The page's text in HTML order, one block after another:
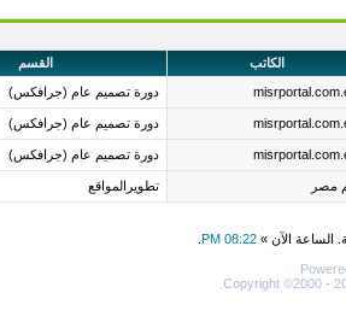
الكاتب القسم
دورة تصميم عام (جرافكس)
دورة تصميم عام (جرافكس)
دورة تصميم عام (جرافكس)
مصر تطويرالمواقع
الساعة الآن » 08:22 PM
Copyright ©2000 -